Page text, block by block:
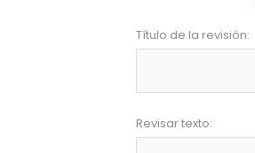
Título de la revisión:
Revisar texto: